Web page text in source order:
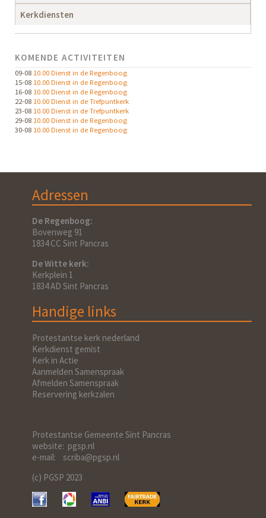
Kerkdiensten
KOMENDE ACTIVITEITEN
09-08 10.00 Dienst in de Regenboog
15-08 10.00 Dienst in de Regenboog
16-08 10.00 Dienst in de Regenboog
22-08 10.00 Dienst in de Trefpuntkerk
23-08 10.00 Dienst in de Trefpuntkerk
29-08 10.00 Dienst in de Regenboog
30-08 10.00 Dienst in de Regenboog
Adressen
De Regenboog:
Bovenweg 91
1834 CC Sint Pancras
De Witte kerk:
Kerkplein 1
1834 AD Sint Pancras
Handige links
Protestantse kerk nederland
Kerkdienst gemist
Kerk in Actie
Aanmelden Samenspraak
Afmelden Samenspraak
Reservering kerkzalen
Protestantse Gemeente Sint Pancras
website: pgsp.nl
e-mail: scriba@pgsp.nl
(c) PGSP 2023